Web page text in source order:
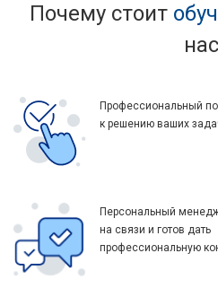
Почему стоит
нас
Профессиональный
к решению ваших
Персональный
на связи и готов дать
профессиональную